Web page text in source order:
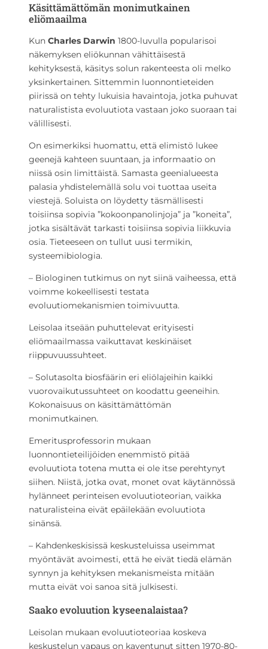
Käsittämättömän monimutkainen
eliömaailma
Kun Charles Darwin 1800-luvulla popularisoi
näkemyksen eliökunnan vähittäisestä
kehityksestä, käsitys solun rakenteesta oli melko
yksinkertainen. Sittemmin luonnontieteiden
piirissä on tehty lukuisia havaintoja, jotka puhuvat
naturalistista evoluutiota vastaan joko suoraan tai
välillisesti.
On esimerkiksi huomattu, että elimistö lukee
geenejä kahteen suuntaan, ja informaatio on
niissä osin limittäistä. Samasta geenialueesta
palasia yhdistelemällä solu voi tuottaa useita
viestejä. Soluista on löydetty täsmällisesti
toisiinsa sopivia ”kokoonpanolinjoja” ja ”koneita”,
jotka sisältävät tarkasti toisiinsa sopivia liikkuvia
osia. Tieteeseen on tullut uusi termikin,
systeemibiologia.
– Biologinen tutkimus on nyt siinä vaiheessa, että
voimme kokeellisesti testata
evoluutiomekanismien toimivuutta.
Leisolaa itseään puhuttelevat erityisesti
eliömaailmassa vaikuttavat keskinäiset
riippuvuussuhteet.
– Solutasolta biosfäärin eri eliölajeihin kaikki
vuorovaikutussuhteet on koodattu geeneihin.
Kokonaisuus on käsittämättömän
monimutkainen.
Emeritusprofessorin mukaan
luonnontieteilijöiden enemmistö pitää
evoluutiota totena mutta ei ole itse perehtynyt
siihen. Niistä, jotka ovat, monet ovat käytännössä
hylänneet perinteisen evoluutioteorian, vaikka
naturalisteina eivät epäilekään evoluutiota
sinänsä.
– Kahdenkeskisissä keskusteluissa useimmat
myöntävät avoimesti, että he eivät tiedä elämän
synnyn ja kehityksen mekanismeista mitään
mutta eivät voi sanoa sitä julkisesti.
Saako evoluution kyseenalaistaa?
Leisolan mukaan evoluutioteoriaa koskeva
keskustelun vapaus on kaventunut sitten 1970-80-